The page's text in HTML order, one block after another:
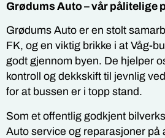
Grødums Auto – vår pålitelige
Grødums Auto er en stolt
FK, og en viktig brikke i at Våg-
godt gjennom byen. De hjelper
kontroll og dekkskift til jevnlig
for at bussen er i topp stand.
Som et offentlig godkjent
Auto service og reparasjoner på